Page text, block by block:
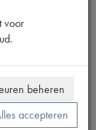
voor
beheren
accepteren